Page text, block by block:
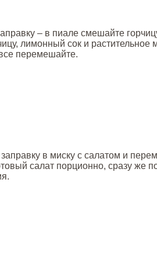
– в пиале смешайте
лимонный сок и растительное
перемешайте.
в миску с салатом и
салат порционно, сразу же